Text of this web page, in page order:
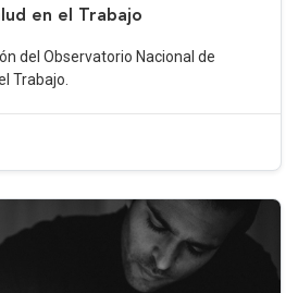
en el Trabajo
del Observatorio Nacional de
Trabajo.